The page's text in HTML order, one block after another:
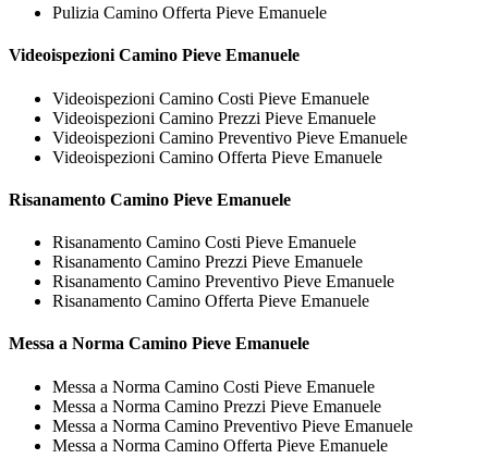
Pulizia Camino Offerta Pieve Emanuele
Videoispezioni Camino Pieve Emanuele
Videoispezioni Camino Costi Pieve Emanuele
Videoispezioni Camino Prezzi Pieve Emanuele
Videoispezioni Camino Preventivo Pieve Emanuele
Videoispezioni Camino Offerta Pieve Emanuele
Risanamento Camino Pieve Emanuele
Risanamento Camino Costi Pieve Emanuele
Risanamento Camino Prezzi Pieve Emanuele
Risanamento Camino Preventivo Pieve Emanuele
Risanamento Camino Offerta Pieve Emanuele
Messa a Norma Camino Pieve Emanuele
Messa a Norma Camino Costi Pieve Emanuele
Messa a Norma Camino Prezzi Pieve Emanuele
Messa a Norma Camino Preventivo Pieve Emanuele
Messa a Norma Camino Offerta Pieve Emanuele